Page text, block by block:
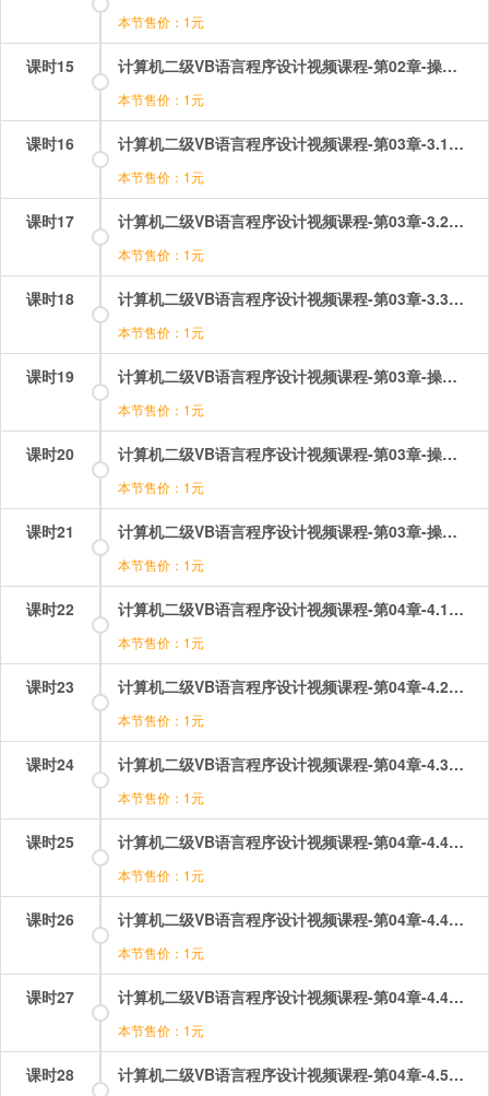
本节售价：1元
课时15 计算机二级VB语言程序设计视频课程-第02章-操作：窗体的结构与属性.mp4
本节售价：1元
课时16 计算机二级VB语言程序设计视频课程-第03章-3.1VisualBasic中的语句.mp4
本节售价：1元
课时17 计算机二级VB语言程序设计视频课程-第03章-3.2编写简单的VisualBasic应用程序.mp4
本节售价：1元
课时18 计算机二级VB语言程序设计视频课程-第03章-3.3程序的保存、装入和运行.mp4
本节售价：1元
课时19 计算机二级VB语言程序设计视频课程-第03章-操作：VB中的语句.mp4
本节售价：1元
课时20 计算机二级VB语言程序设计视频课程-第03章-操作：程序的保存、装入和运行.mp4
本节售价：1元
课时21 计算机二级VB语言程序设计视频课程-第03章-操作：编写简单的应用程序.mp4
本节售价：1元
课时22 计算机二级VB语言程序设计视频课程-第04章-4.1数据类型.mp4
本节售价：1元
课时23 计算机二级VB语言程序设计视频课程-第04章-4.2常量和变量.mp4
本节售价：1元
课时24 计算机二级VB语言程序设计视频课程-第04章-4.3变量的作用域.mp4
本节售价：1元
课时25 计算机二级VB语言程序设计视频课程-第04章-4.4常用内部函数（1）.mp4
本节售价：1元
课时26 计算机二级VB语言程序设计视频课程-第04章-4.4常用内部函数（2）.mp4
本节售价：1元
课时27 计算机二级VB语言程序设计视频课程-第04章-4.4常用内部函数（3）.mp4
本节售价：1元
课时28 计算机二级VB语言程序设计视频课程-第04章-4.5运算符与表达式.mp4